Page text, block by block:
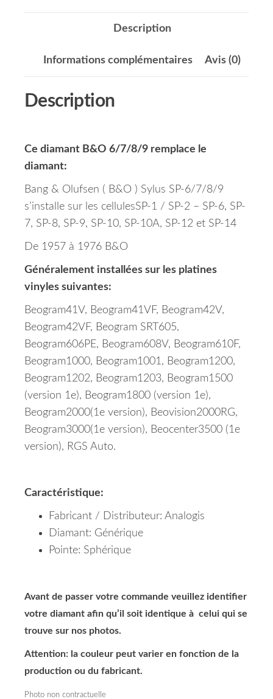
Description
Informations complémentaires Avis (0)
Description
Ce diamant B&O 6/7/8/9 remplace le
diamant:
Bang & Olufsen ( B&O ) Sylus SP-6/7/8/9
s’installe sur les cellulesSP-1 / SP-2 – SP-6, SP-
7, SP-8, SP-9, SP-10, SP-10A, SP-12 et SP-14
De 1957 à 1976 B&O
Généralement installées sur les platines
vinyles suivantes:
Beogram41V, Beogram41VF, Beogram42V,
Beogram42VF, Beogram SRT605,
Beogram606PE, Beogram608V, Beogram610F,
Beogram1000, Beogram1001, Beogram1200,
Beogram1202, Beogram1203, Beogram1500
(version 1e), Beogram1800 (version 1e),
Beogram2000(1e version), Beovision2000RG,
Beogram3000(1e version), Beocenter3500 (1e
version), RGS Auto.
Caractéristique:
Fabricant / Distributeur: Analogis
Diamant: Générique
Pointe: Sphérique
Avant de passer votre commande veuillez identifier
votre diamant afin qu’il soit identique à celui qui se
trouve sur nos photos.
Attention: la couleur peut varier en fonction de la
production ou du fabricant.
Photo non contractuelle